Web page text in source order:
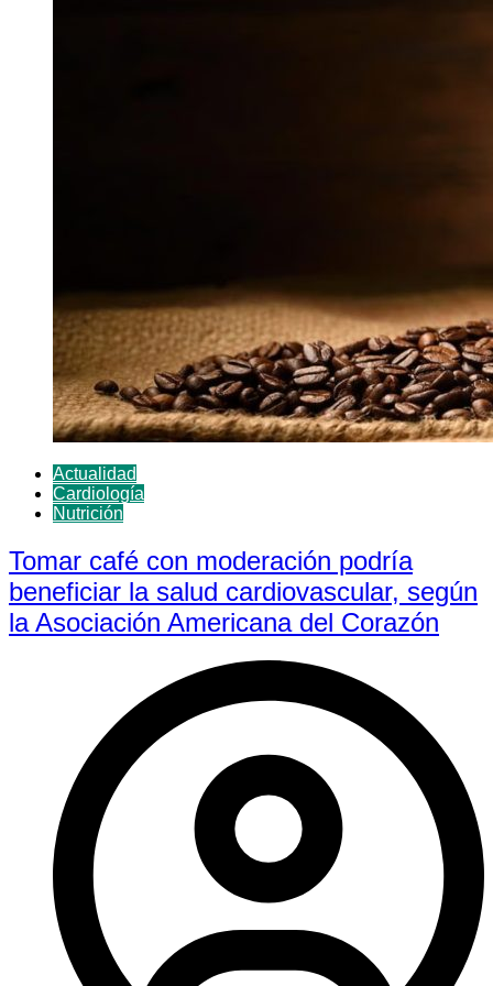
Actualidad
Cardiología
Nutrición
Tomar café con moderación podría
beneficiar la salud cardiovascular, según
la Asociación Americana del Corazón